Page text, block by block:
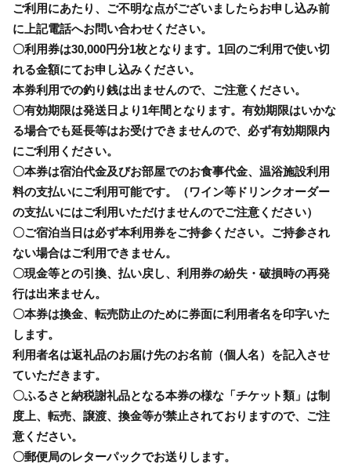
ご利用にあたり、ご不明な点がございましたらお申し込み前
に上記電話へお問い合わせください。
〇利用券は30,000円分1枚となります。1回のご利用で使い切
れる金額にてお申し込みください。
本券利用での釣り銭は出ませんので、ご注意ください。
〇有効期限は発送日より1年間となります。有効期限はいかな
る場合でも延長等はお受けできませんので、必ず有効期限内
にご利用ください。
〇本券は宿泊代金及びお部屋でのお食事代金、温浴施設利用
料の支払いにご利用可能です。（ワイン等ドリンクオーダー
の支払いにはご利用いただけませんのでご注意ください）
〇ご宿泊当日は必ず本利用券をご持参ください。ご持参され
ない場合はご利用できません。
〇現金等との引換、払い戻し、利用券の紛失・破損時の再発
行は出来ません。
〇本券は換金、転売防止のために券面に利用者名を印字いた
します。
利用者名は返礼品のお届け先のお名前（個人名）を記入させ
ていただきます。
〇ふるさと納税謝礼品となる本券の様な「チケット類」は制
度上、転売、譲渡、換金等が禁止されておりますので、ご注
意ください。
〇郵便局のレターパックでお送りします。